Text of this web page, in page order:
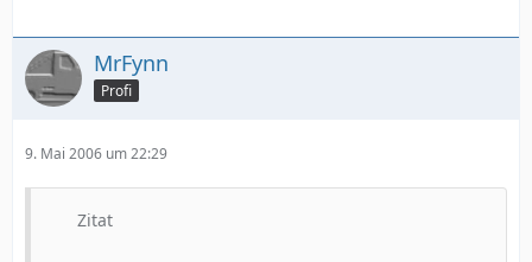
MrFynn
Profi
9. Mai 2006 um 22:29
Zitat